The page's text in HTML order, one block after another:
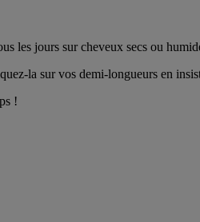
les jours sur cheveux secs ou
la sur vos demi-longueurs en
!